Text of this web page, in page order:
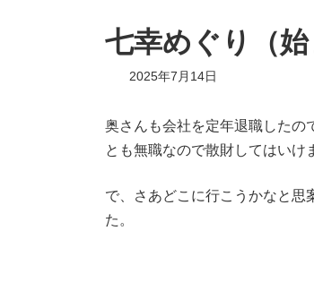
七幸めぐり（始
2025年7月14日
新
時
奥さんも会社を定年退職したの
とも無職なので散財してはいけ
で、さあどこに行こうかなと思
た。